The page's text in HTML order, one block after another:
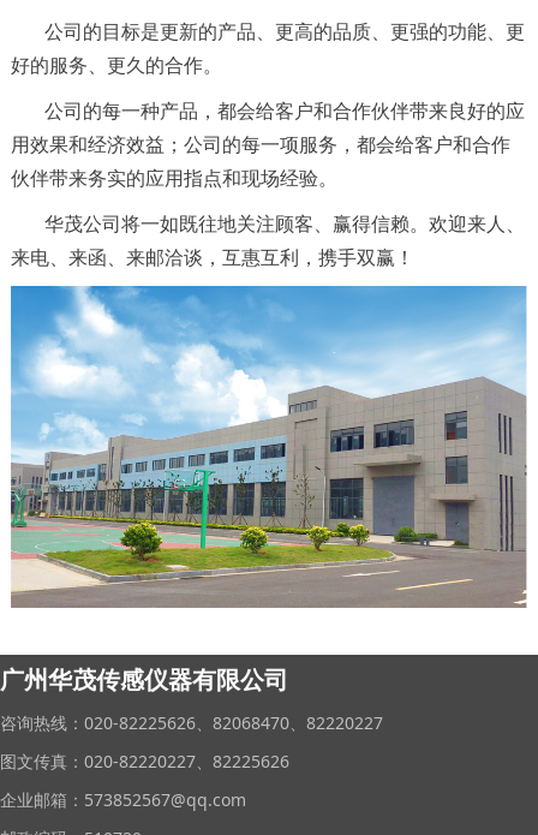
公司的目标是更新的产品、更高的品质、更强的功能、更
好的服务、更久的合作。
公司的每一种产品，都会给客户和合作伙伴带来良好的应
用效果和经济效益；公司的每一项服务，都会给客户和合作
伙伴带来务实的应用指点和现场经验。
华茂公司将一如既往地关注顾客、赢得信赖。欢迎来人、
来电、来函、来邮洽谈，互惠互利，携手双赢！
广州华茂传感仪器有限公司
咨询热线：020-82225626、82068470、82220227
图文传真：020-82220227、82225626
企业邮箱：573852567@qq.com